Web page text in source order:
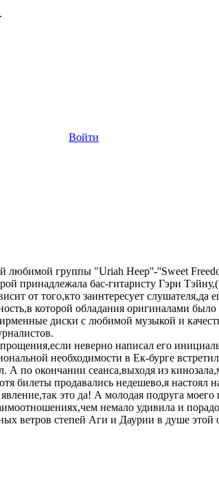
Войти
любимой группы "Uriah Heep''-''Sweet
принадлежала бас-гитаристу Гэри
от того,кто заинтересует
которой обладания оригиналами
диски с любимой музыкой и
неверно написал его
необходимости в Ек-бурге
по окончании сеанса,выходя из
билеты продавались недешево,я
это да! А молодая подруга моего
немало удивила и
ветров степей Аги и Даурии в душе